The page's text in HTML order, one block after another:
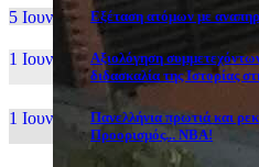
5 Ιουν, 26 Εξέταση ατόμων με
1 Ιουν, 26
Αξιολόγηση
διδασκαλία της Ιστορίας
1 Ιουν, 26
Πανελλήνια πρωτιά και
Προορισμός... NBA!